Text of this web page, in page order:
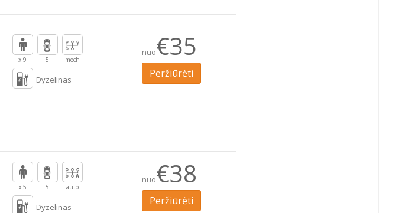
x 9 5 mech
Dyzelinas
nuo€35
Peržiūrėti
x 5 5 auto
Dyzelinas
nuo€38
Peržiūrėti